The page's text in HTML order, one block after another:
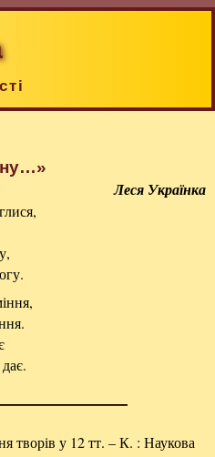
Леся Українка
творів у 12 тт. – К. : Наукова